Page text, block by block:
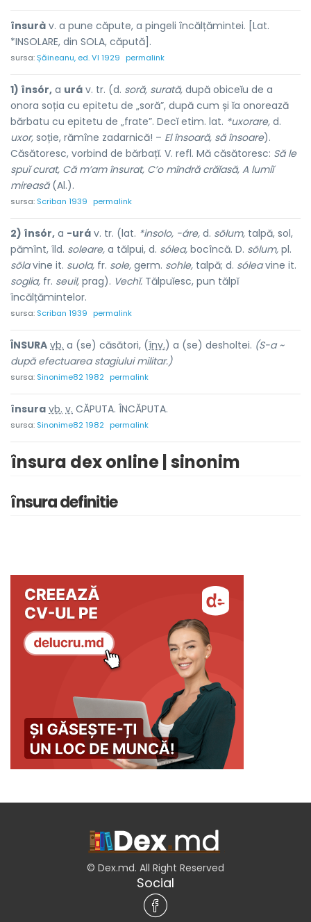
însurà v. a pune căpute, a pingeli încălțămintei. [Lat.
*INSOLARE, din SOLA, căpută].
sursa:Șăineanu, ed. VI 1929 permalink
1) însór, a urá v. tr. (d. soră, surată, după obiceĭu de a
onora soția cu epitetu de „soră”, după cum și ĭa onorează
bărbatu cu epitetu de „frate”. Decĭ etim. lat. *uxorare, d.
uxor, soție, rămîne zadarnică! – El însoară, să însoare).
Căsătoresc, vorbind de bărbațĭ. V. refl. Mă căsătoresc: Să le
spuĭ curat, Că m’am însurat, C’o mîndră crăĭasă, A lumiĭ
mireasă(Al.).
sursa: Scriban 1939 permalink
2) însór, a -urá v. tr. (lat. *insolo, -áre, d. sõlum, talpă, sol,
pămînt, îld. soleare, a tălpui, d. sólea, bocîncă. D. sõlum, pl.
sõlavine it. suola, fr. sole, germ. sohle, talpă; d. sóleavine it.
soglia, fr. seuil, prag). Vechĭ. Tălpuĭesc, pun tălpĭ
încălțămintelor.
sursa: Scriban 1939 permalink
ÎNSURA vb. a (se) căsători, (înv.) a (se) desholtei. (S-a ~
după efectuarea stagiului militar.)
sursa: Sinonime82 1982 permalink
însura vb. v. CĂPUTA. ÎNCĂPUTA.
sursa: Sinonime82 1982 permalink
însura dex online | sinonim
însura definitie
© Dex.md. All Right Reserved
Social